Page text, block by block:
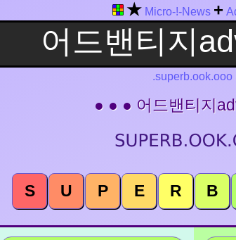
★ Micro-!-News +
.superb.ook.ooo
● ● ● 어드밴티지
S U P E R B